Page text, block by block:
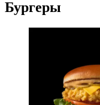
Бургеры